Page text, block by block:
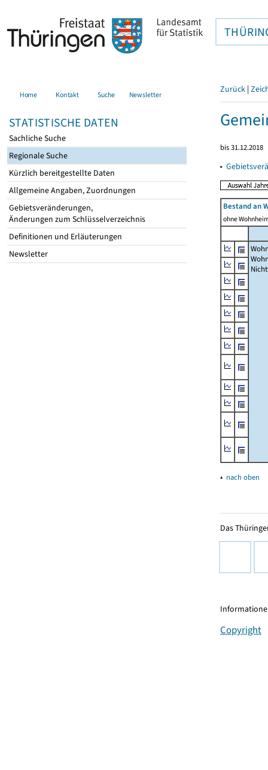
Home Kontakt Suche Newsletter
STATISTISCHE DATEN
Sachliche Suche
Regionale Suche
Kürzlich bereitgestellte Daten
Allgemeine Angaben, Zuordnungen
Gebietsveränderungen,
Änderungen zum Schlüsselverzeichnis
Definitionen und Erläuterungen
Newsletter
Zurück |
bis 31.12.2018
▸
Bestand an
ohne
▴ nach oben
Das
Copyright